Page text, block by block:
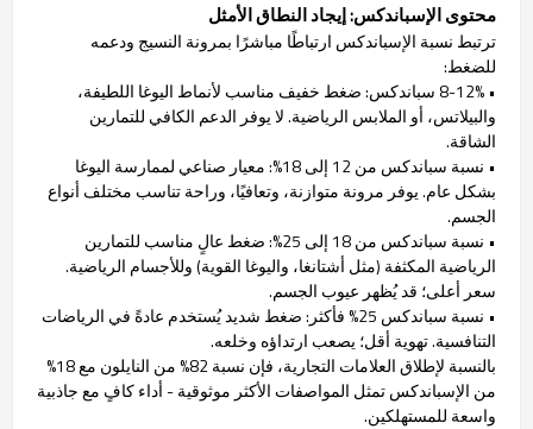
محتوى الإسباندكس: إيجاد النطاق الأمثل
ترتبط نسبة الإسباندكس ارتباطًا مباشرًا بمرونة النسيج ودعمه
للضغط:
• 8-12% سباندكس: ضغط خفيف مناسب لأنماط اليوغا اللطيفة،
والبيلاتس، أو الملابس الرياضية. لا يوفر الدعم الكافي للتمارين
الشاقة.
• نسبة سباندكس من 12 إلى 18%: معيار صناعي لممارسة اليوغا
بشكل عام. يوفر مرونة متوازنة، وتعافيًا، وراحة تناسب مختلف أنواع
الجسم.
• نسبة سباندكس من 18 إلى 25%: ضغط عالٍ مناسب للتمارين
الرياضية المكثفة (مثل أشتانغا، واليوغا القوية) وللأجسام الرياضية.
سعر أعلى؛ قد يُظهر عيوب الجسم.
• نسبة سباندكس 25% فأكثر: ضغط شديد يُستخدم عادةً في الرياضات
التنافسية. تهوية أقل؛ يصعب ارتداؤه وخلعه.
بالنسبة لإطلاق العلامات التجارية، فإن نسبة 82% من النايلون مع 18%
من الإسباندكس تمثل المواصفات الأكثر موثوقية - أداء كافٍ مع جاذبية
واسعة للمستهلكين.